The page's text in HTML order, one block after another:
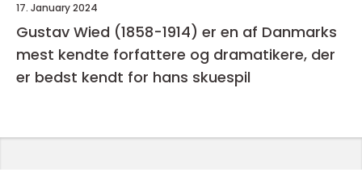
17. January 2024
Gustav Wied (1858-1914) er en af Danmarks
mest kendte forfattere og dramatikere, der
er bedst kendt for hans skuespil